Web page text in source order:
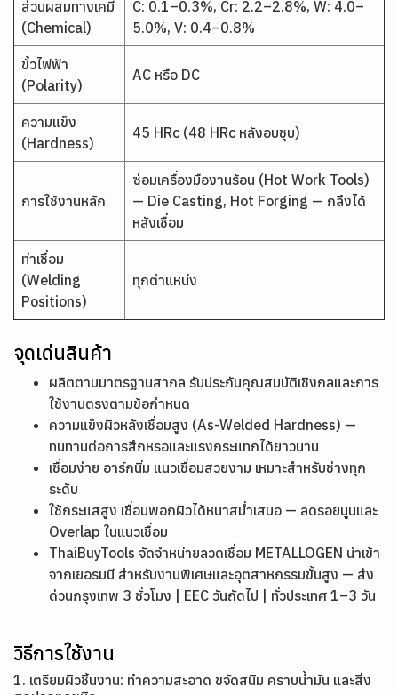
ส่วนผสมทางเคมี
(Chemical)
C: 0.1–0.3%, Cr: 2.2–2.8%, W: 4.0–
5.0%, V: 0.4–0.8%
ขั้วไฟฟ้า
(Polarity)
AC หรือ DC
ความแข็ง
(Hardness)
45 HRc (48 HRc หลังอบชุบ)
การใช้งานหลัก
ซ่อมเครื่องมืองานร้อน (Hot Work Tools)
— Die Casting, Hot Forging — กลึงได้
หลังเชื่อม
ท่าเชื่อม
(Welding
Positions)
ทุกตำแหน่ง
จุดเด่นสินค้า
ผลิตตามมาตรฐานสากล รับประกันคุณสมบัติเชิงกลและการ
ใช้งานตรงตามข้อกำหนด
ความแข็งผิวหลังเชื่อมสูง (As-Welded Hardness) —
ทนทานต่อการสึกหรอและแรงกระแทกได้ยาวนาน
เชื่อมง่าย อาร์กนิ่ม แนวเชื่อมสวยงาม เหมาะสำหรับช่างทุก
ระดับ
ใช้กระแสสูง เชื่อมพอกผิวได้หนาสม่ำเสมอ — ลดรอยนูนและ
Overlap ในแนวเชื่อม
ThaiBuyTools จัดจำหน่ายลวดเชื่อม METALLOGEN นำเข้า
จากเยอรมนี สำหรับงานพิเศษและอุตสาหกรรมขั้นสูง — ส่ง
ด่วนกรุงเทพ 3 ชั่วโมง | EEC วันถัดไป | ทั่วประเทศ 1–3 วัน
วิธีการใช้งาน
1. เตรียมผิวชิ้นงาน: ทำความสะอาด ขจัดสนิม คราบน้ำมัน และสิ่ง